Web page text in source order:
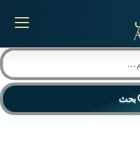
بحث